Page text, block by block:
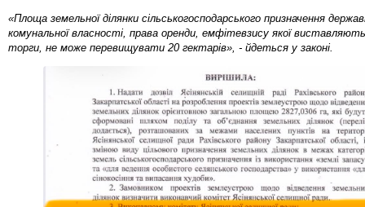
«Площа земельної ділянки сільськогосподарського призначення
комунальної власності, права оренди, емфітевзису якої
торги, не може перевищувати 20 гектарів», - йдеться у законі.